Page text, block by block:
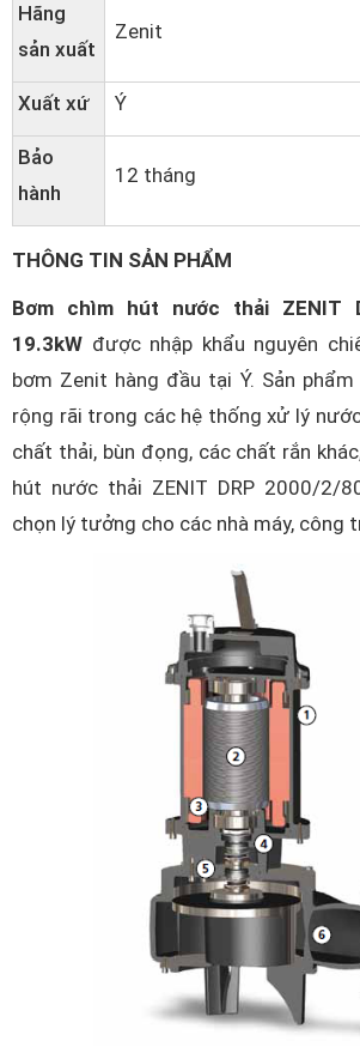
Hãng
sản xuất
Zenit
Xuất xứ Ý
Bảo
hành
12 tháng
THÔNG TIN SẢN PHẨM
Bơm chìm hút nước thải ZENIT
19.3kW được nhập khẩu nguyên
bơm Zenit hàng đầu tại Ý. Sản
rộng rãi trong các hệ thống xử lý
chất thải, bùn đọng, các chất rắn
hút nước thải ZENIT DRP 2000/2/
chọn lý tưởng cho các nhà máy, công